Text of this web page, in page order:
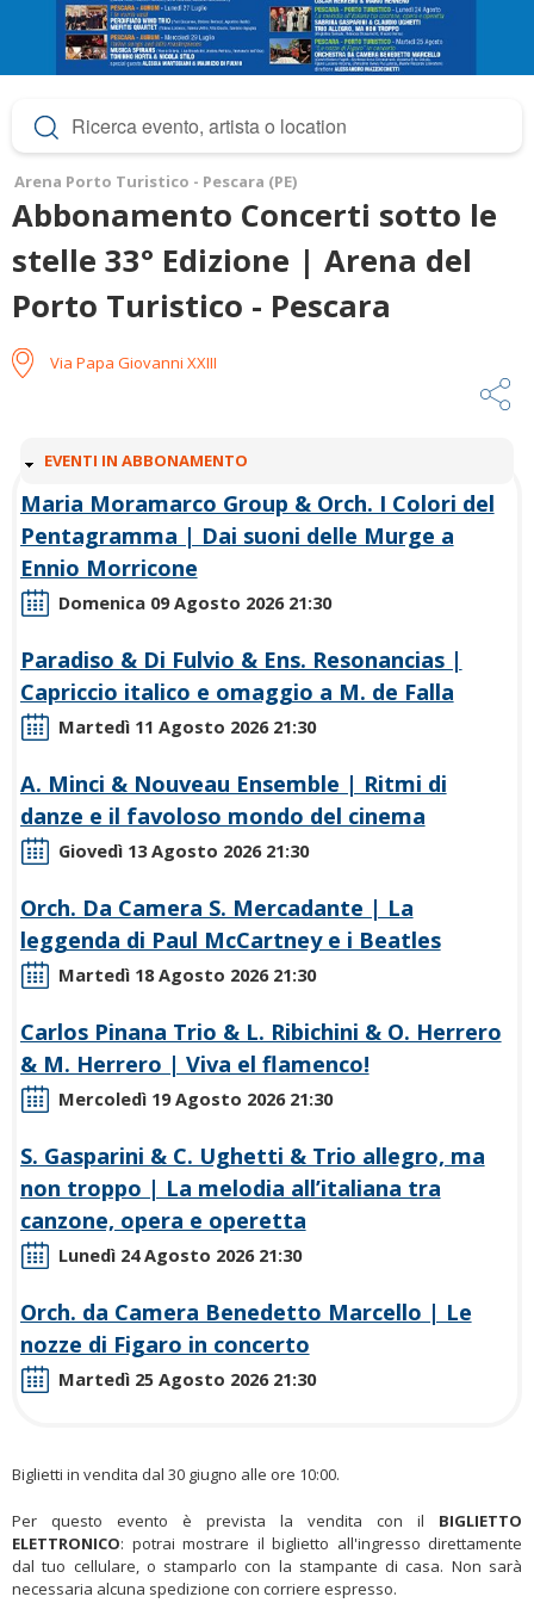
Arena Porto Turistico - Pescara (PE)
Abbonamento Concerti sotto le
stelle 33° Edizione | Arena del
Porto Turistico - Pescara
Via Papa Giovanni XXIII
N
S
C
O
N
D
I
EVENTI IN ABBONAMENTO
Maria Moramarco Group & Orch. I Colori del
Pentagramma | Dai suoni delle Murge a
Ennio Morricone
Domenica 09 Agosto 2026 21:30
Paradiso & Di Fulvio & Ens. Resonancias |
Capriccio italico e omaggio a M. de Falla
Martedì 11 Agosto 2026 21:30
A. Minci & Nouveau Ensemble | Ritmi di
danze e il favoloso mondo del cinema
Giovedì 13 Agosto 2026 21:30
Orch. Da Camera S. Mercadante | La
leggenda di Paul McCartney e i Beatles
Martedì 18 Agosto 2026 21:30
Carlos Pinana Trio & L. Ribichini & O. Herrero
& M. Herrero | Viva el flamenco!
Mercoledì 19 Agosto 2026 21:30
S. Gasparini & C. Ughetti & Trio allegro, ma
non troppo | La melodia all’italiana tra
canzone, opera e operetta
Lunedì 24 Agosto 2026 21:30
Orch. da Camera Benedetto Marcello | Le
nozze di Figaro in concerto
Martedì 25 Agosto 2026 21:30
Biglietti in vendita dal 30 giugno alle ore 10:00.
Per questo evento è prevista la vendita con il BIGLIETTO
ELETTRONICO: potrai mostrare il biglietto all'ingresso direttamente
dal tuo cellulare, o stamparlo con la stampante di casa. Non sarà
necessaria alcuna spedizione con corriere espresso.